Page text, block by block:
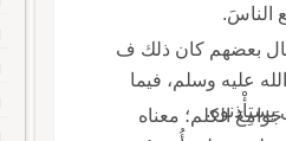
الناسَ.
قال بعضهم كان ذلك ف
عليه وسلم، فيما
يستأْذنوه.
الكلم؛ معناه